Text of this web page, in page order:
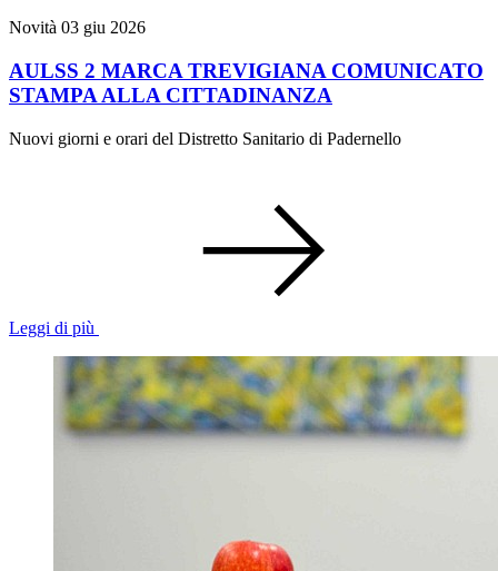
Novità 03 giu 2026
AULSS 2 MARCA TREVIGIANA COMUNICATO
STAMPA ALLA CITTADINANZA
Nuovi giorni e orari del Distretto Sanitario di Padernello
Leggi di più